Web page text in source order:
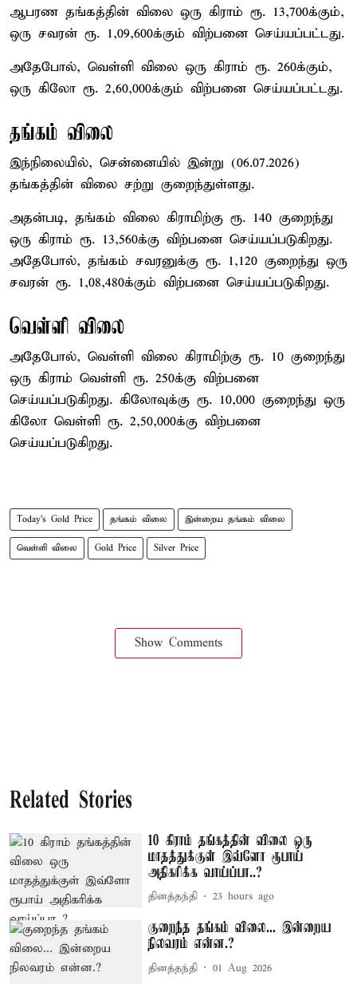
ஆபரண தங்கத்தின் விலை ஒரு கிராம் ரூ. 13,700க்கும்,
ஒரு சவரன் ரூ. 1,09,600க்கும் விற்பனை செய்யப்பட்டது.
அதேபோல், வெள்ளி விலை ஒரு கிராம் ரூ. 260க்கும்,
ஒரு கிலோ ரூ. 2,60,000க்கும் விற்பனை செய்யப்பட்டது.
தங்கம் விலை
இந்நிலையில், சென்னையில் இன்று (06.07.2026)
தங்கத்தின் விலை சற்று குறைந்துள்ளது.
அதன்படி, தங்கம் விலை கிராமிற்கு ரூ. 140 குறைந்து
ஒரு கிராம் ரூ. 13,560க்கு விற்பனை செய்யப்படுகிறது.
அதேபோல், தங்கம் சவரனுக்கு ரூ. 1,120 குறைந்து ஒரு
சவரன் ரூ. 1,08,480க்கும் விற்பனை செய்யப்படுகிறது.
வெள்ளி விலை
அதேபோல், வெள்ளி விலை கிராமிற்கு ரூ. 10 குறைந்து
ஒரு கிராம் வெள்ளி ரூ. 250க்கு விற்பனை
செய்யப்படுகிறது. கிலோவுக்கு ரூ. 10,000 குறைந்து ஒரு
கிலோ வெள்ளி ரூ. 2,50,000க்கு விற்பனை
செய்யப்படுகிறது.
Today's Gold Price தங்கம் விலை இன்றைய தங்கம் விலை
வெள்ளி விலை Gold Price Silver Price
Show Comments
Related Stories
10 கிராம் தங்கத்தின் விலை ஒரு
மாதத்துக்குள் இவ்ளோ ரூபாய்
அதிகரிக்க வாய்ப்பா..?
தினத்தந்தி 23 hours ago
குறைந்த தங்கம் விலை... இன்றைய
நிலவரம் என்ன.?
தினத்தந்தி 01 Aug 2026